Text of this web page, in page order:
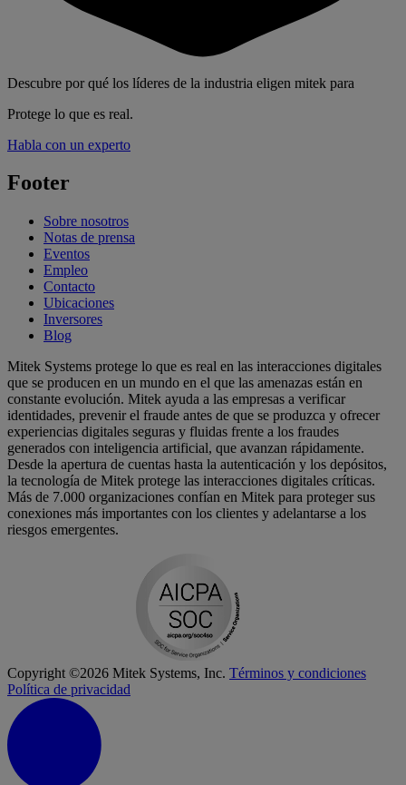
Descubre por qué los líderes de la industria eligen mitek para
Protege lo que es real.
Habla con un experto
Footer
Sobre nosotros
Notas de prensa
Eventos
Empleo
Contacto
Ubicaciones
Inversores
Blog
Mitek Systems protege lo que es real en las interacciones digitales
que se producen en un mundo en el que las amenazas están en
constante evolución. Mitek ayuda a las empresas a verificar
identidades, prevenir el fraude antes de que se produzca y ofrecer
experiencias digitales seguras y fluidas frente a los fraudes
generados con inteligencia artificial, que avanzan rápidamente.
Desde la apertura de cuentas hasta la autenticación y los depósitos,
la tecnología de Mitek protege las interacciones digitales críticas.
Más de 7.000 organizaciones confían en Mitek para proteger sus
conexiones más importantes con los clientes y adelantarse a los
riesgos emergentes.
Copyright ©2026 Mitek Systems, Inc. Términos y condiciones
Política de privacidad